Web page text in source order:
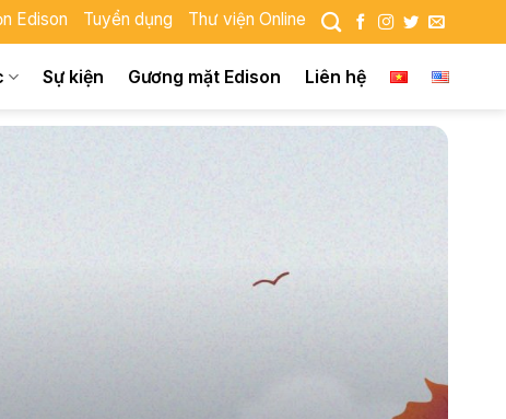
Edison Tuyển dụng Thư viện Online
Sự kiện Gương mặt Edison Liên hệ